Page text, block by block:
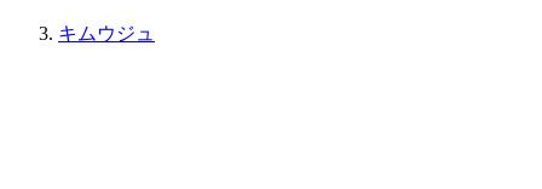
キムウジュ